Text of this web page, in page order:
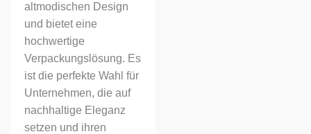
altmodischen Design
und bietet eine
hochwertige
Verpackungslösung. Es
ist die perfekte Wahl für
Unternehmen, die auf
nachhaltige Eleganz
setzen und ihren